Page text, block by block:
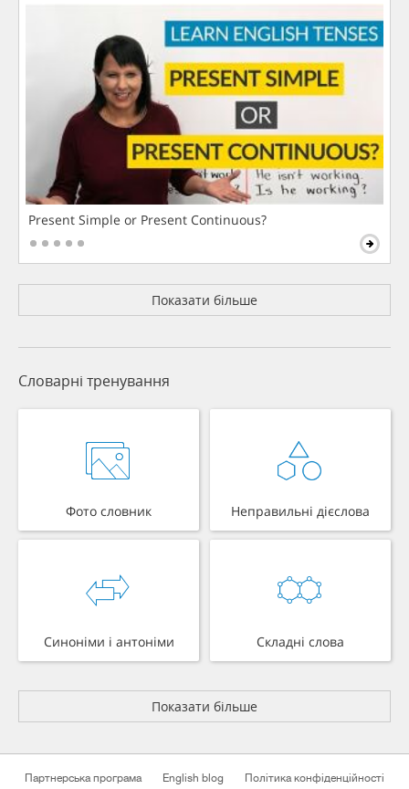
Present Simple or Present Continuous?
Показати більше
Словарні тренування
Фото словник Неправильні дієслова
Синоніми і антоніми Складні слова
Показати більше
Партнерська програма English blog Політика конфіденційності